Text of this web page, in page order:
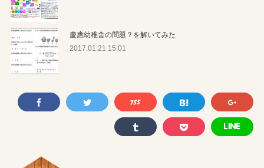
慶應幼稚舎の問題？を解いてみた
2017.01.21 15:01